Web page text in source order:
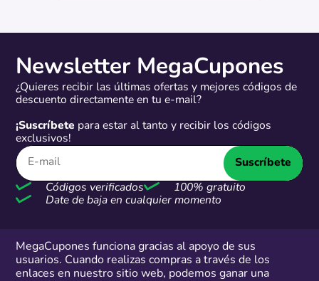
Newsletter MegaCupones
¿Quieres recibir las últimas ofertas y mejores códigos de
descuento directamente en tu e-mail?
¡Suscríbete para estar al tanto y recibir los códigos
exclusivos!
Suscríbete
Códigos verificados
100% gratuito
Date de baja en cualquier momento
MegaCupones funciona gracias al apoyo de sus
usuarios. Cuando realizas compras a través de los
enlaces en nuestro sitio web, podemos ganar una